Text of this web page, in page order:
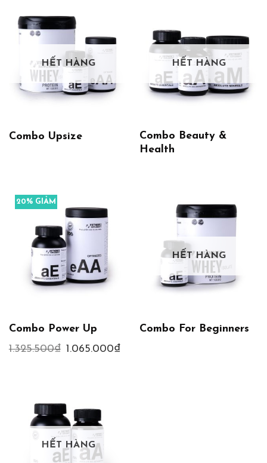
HẾT HÀNG
Combo Upsize
HẾT HÀNG
Combo Beauty &
Health
20% GIẢM
Combo Power Up
1.325.500₫
Giá
1.065.000₫Giá
HẾT HÀNG
Combo For Beginners
HẾT HÀNG